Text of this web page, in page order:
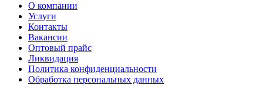
О компании
Услуги
Контакты
Вакансии
Оптовый прайс
Ликвидация
Политика конфиденциальности
Обработка персональных данных